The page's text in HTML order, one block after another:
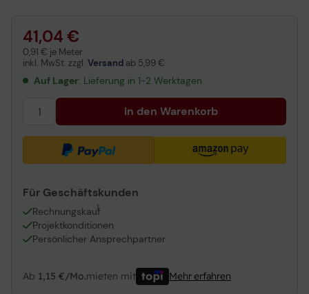
41,04 €
0,91 € je Meter
inkl. MwSt. zzgl. Versand ab 5,99 €
Auf Lager: Lieferung in 1-2 Werktagen
In den Warenkorb
Für Geschäftskunden
Rechnungskauf
1
Projektkonditionen
Persönlicher Ansprechpartner
Ab 1,15 €/Mo.mieten mit Mehr erfahren